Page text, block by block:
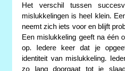
Het verschil tussen
mislukkelingen is heel klein.
neemt zich iets voor en blijft
Een mislukkeling geeft na één
op. Iedere keer dat je
identiteit van mislukkeling.
zo lang doorgaat tot je